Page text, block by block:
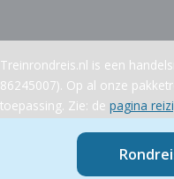
Treinrondreis.nl is een
86245007). Op al onze
toepassing. Zie: de pagina
en handeren de
Treinrondreis.nl